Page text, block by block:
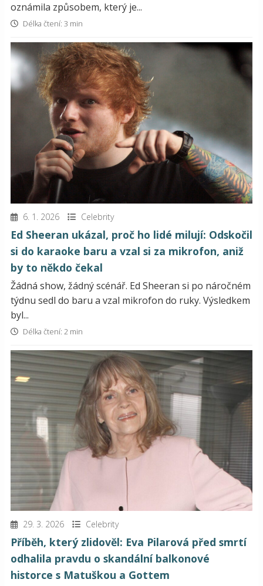
oznámila způsobem, který je...
Délka čtení: 3 min
6. 1. 2026 Celebrity
Ed Sheeran ukázal, proč ho lidé milují: Odskočil
si do karaoke baru a vzal si za mikrofon, aniž
by to někdo čekal
Žádná show, žádný scénář. Ed Sheeran si po náročném
týdnu sedl do baru a vzal mikrofon do ruky. Výsledkem
byl...
Délka čtení: 2 min
29. 3. 2026 Celebrity
Příběh, který zlidověl: Eva Pilarová před smrtí
odhalila pravdu o skandální balkonové
historce s Matuškou a Gottem